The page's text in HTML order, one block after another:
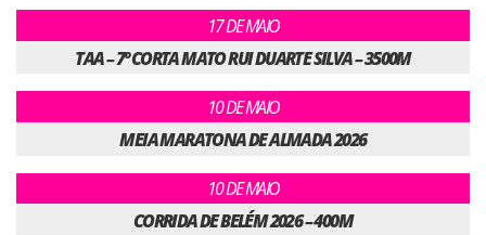
17 DE MAIO
TAA – 7º CORTA MATO RUI DUARTE SILVA – 3500M
10 DE MAIO
MEIA MARATONA DE ALMADA 2026
10 DE MAIO
CORRIDA DE BELÉM 2026 – 400M